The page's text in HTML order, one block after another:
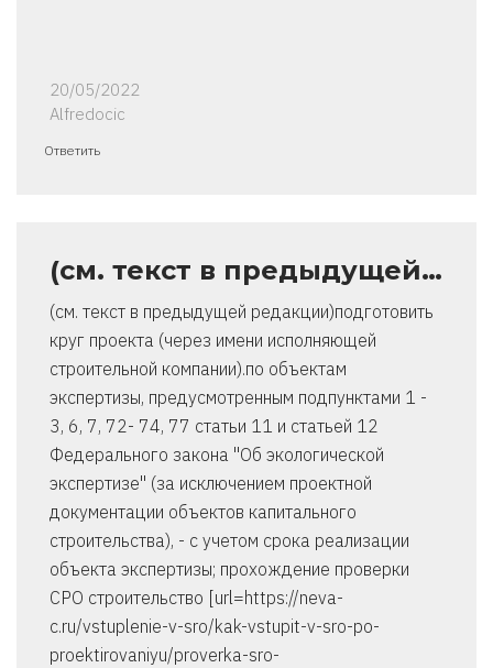
20/05/2022
Alfredocic
Ответить
(см. текст в предыдущей…
(см. текст в предыдущей редакции)подготовить
круг проекта (через имени исполняющей
строительной компании).по объектам
экспертизы, предусмотренным подпунктами 1 -
3, 6, 7, 72- 74, 77 статьи 11 и статьей 12
Федерального закона "Об экологической
экспертизе" (за исключением проектной
документации объектов капитального
строительства), - с учетом срока реализации
объекта экспертизы; прохождение проверки
СРО строительство [url=https://neva-
c.ru/vstuplenie-v-sro/kak-vstupit-v-sro-po-
proektirovaniyu/proverka-sro-